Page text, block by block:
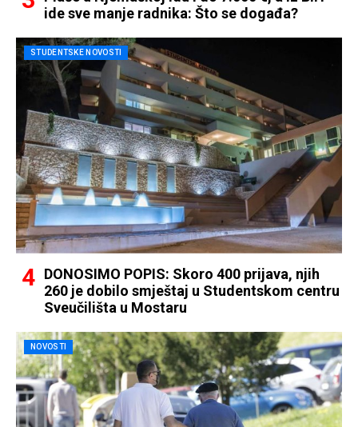
ide sve manje radnika: Što se događa?
STUDENTSKE NOVOSTI
DONOSIMO POPIS: Skoro 400 prijava, njih
260 je dobilo smještaj u Studentskom centru
Sveučilišta u Mostaru
NOVOSTI